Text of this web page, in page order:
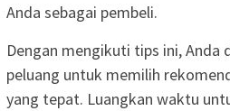
Anda sebagai pembeli.
Dengan mengikuti tips ini, Anda
peluang untuk memilih
yang tepat. Luangkan waktu